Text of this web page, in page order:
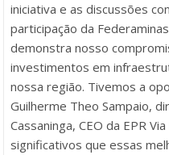
iniciativa e as discussões
participação da
demonstra nosso
investimentos em
nossa região. Tivemos a
Guilherme Theo Sampaio,
Cassaninga, CEO da EPR
significativos que essas